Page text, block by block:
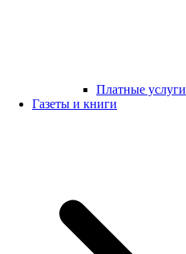
Платные услуги
Газеты и книги